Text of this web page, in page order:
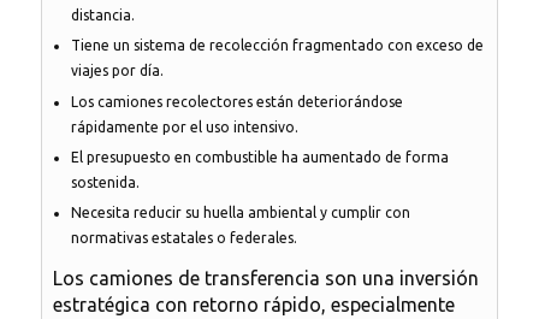
distancia.
Tiene un sistema de recolección fragmentado con exceso de
viajes por día.
Los camiones recolectores están deteriorándose
rápidamente por el uso intensivo.
El presupuesto en combustible ha aumentado de forma
sostenida.
Necesita reducir su huella ambiental y cumplir con
normativas estatales o federales.
Los camiones de transferencia son una inversión
estratégica con retorno rápido, especialmente